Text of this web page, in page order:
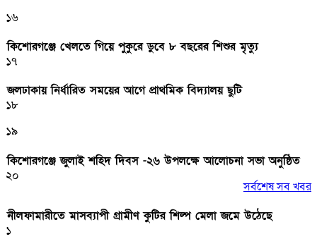
১৬
কিশোরগঞ্জে খেলতে গিয়ে পুকুরে ডুবে ৮ বছরের শিশুর মৃত্যু
১৭
জলঢাকায় নির্ধারিত সময়ের আগে প্রাথমিক বিদ্যালয় ছুটি
১৮
১৯
কিশোরগঞ্জে জুলাই শহিদ দিবস -২৬ উপলক্ষে আলোচনা সভা অনুষ্ঠিত
২০
সর্বশেষ সব খবর
নীলফামারীতে মাসব্যাপী গ্রামীণ কুটির শিল্প মেলা জমে উঠেছে
১